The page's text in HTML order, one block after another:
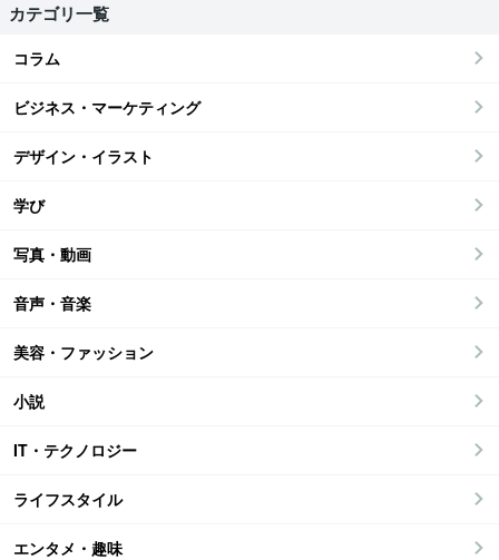
カテゴリ一覧
コラム
ビジネス・マーケティング
デザイン・イラスト
学び
写真・動画
音声・音楽
美容・ファッション
小説
IT・テクノロジー
ライフスタイル
エンタメ・趣味